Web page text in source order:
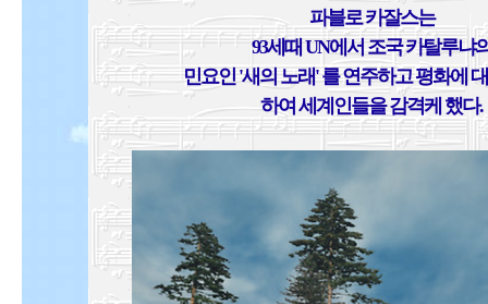
파블로 카잘스는
93세때 UN에서 조국 카탈루냐
민요인 '새의 노래' 를 연주하고 평화에
하여 세계인들을 감격케 했다.